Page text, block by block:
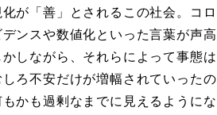
が「善」とされるこの社会。コロ
ンスや数値化といった言葉が声高
しながら、それらによって事態は
ろ不安だけが増幅されていったの
かも過剰なまでに見えるようにな